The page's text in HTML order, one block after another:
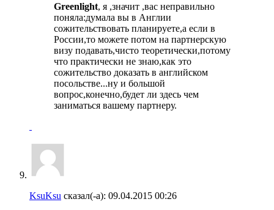
Greenlight, я ,значит ,вас неправильно
поняла:думала вы в Англии
сожительствовать планируете,а если в
России,то можете потом на партнерскую
визу подавать,чисто теоретически,потому
что практически не знаю,как это
сожительство доказать в английском
посольстве...ну и большой
вопрос,конечно,будет ли здесь чем
заниматься вашему партнеру.
KsuKsu сказал(-а): 09.04.2015 00:26